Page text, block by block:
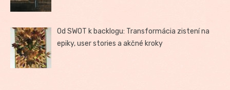
Od SWOT k backlogu: Transformácia zistení na
epiky, user stories a akčné kroky